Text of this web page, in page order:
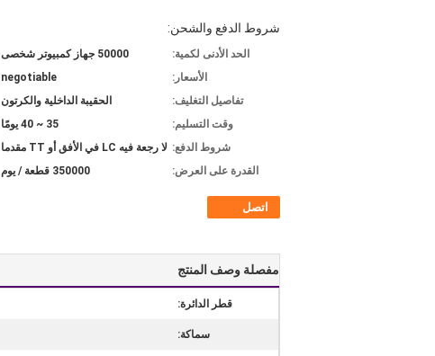
شروط الدفع والشحن:
الحد الأدنى لكمية:
50000 جهاز كمبيوتر شخصى
الأسعار:
negotiable
تفاصيل التغليف:
الحقيبة الداخلية والكرتون
وقت التسليم:
35 ~ 40 يومًا
شروط الدفع: لا رجعة فيه LC في الأفق أو TT مقدما
القدرة على العرض:
350000 قطعة / يوم
اتصل
مفصلة وصف المنتج
قطر الدائرة:
سماكة: